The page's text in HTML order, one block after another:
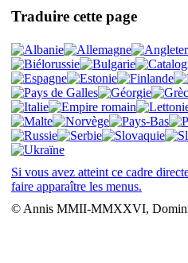
Traduire cette page
Si vous avez atteint ce cadre
faire apparaître les menus.
© Annis MMII-MMXXVI,